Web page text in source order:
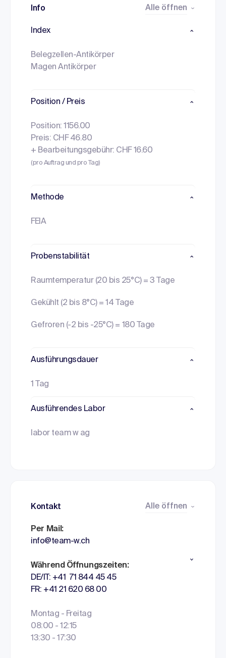
Info Alle öffnen
Index
Belegzellen-Antikörper
Magen Antikörper
Position / Preis
Position: 1156.00
Preis: CHF 46.80
+ Bearbeitungsgebühr: CHF 16.60
(pro Auftrag und pro Tag)
Methode
FEIA
Probenstabilität
Raumtemperatur (20 bis 25°C) = 3 Tage
Gekühlt (2 bis 8°C) = 14 Tage
Gefroren (-2 bis -25°C) = 180 Tage
Ausführungsdauer
1 Tag
Ausführendes Labor
labor team w ag
Kontakt Alle öffnen
Per Mail:
info@team-w.ch
Während Öffnungszeiten:
DE/IT: +41 71 844 45 45
FR: +41 21 620 68 00
Montag - Freitag
08:00 - 12:15
13:30 - 17:30